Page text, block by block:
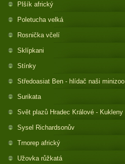
Plšík africký
Poletucha velká
Rosnička včelí
Sklípkani
Stínky
Středoasiat Ben - hlídač naši minizoo
Surikata
Svět plazů Hradec Králové - Kukleny
Sysel Richardsonův
Trnorep africký
Užovka růžkatá